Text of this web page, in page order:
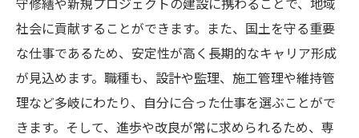
社会に貢献することができます。また、国土を守る重要
な仕事であるため、安定性が高く長期的なキャリア形成
が見込めます。職種も、設計や監理、施工管理や維持管
理など多岐にわたり、自分に合った仕事を選ぶことがで
きます。そして、進歩や改良が常に求められるため、専